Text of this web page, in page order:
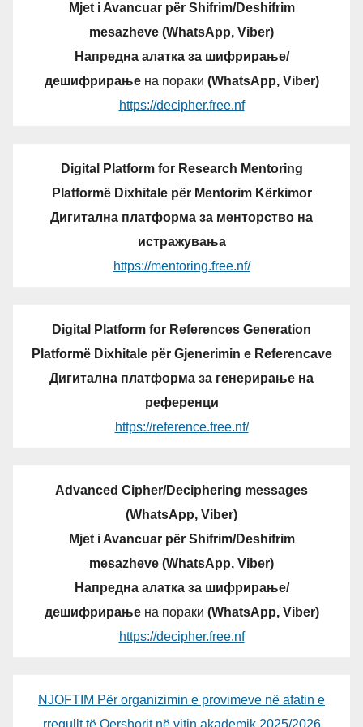
Mjet i Avancuar për Shifrim/Deshifrim
mesazheve (WhatsApp, Viber)
Напредна алатка за шифрирање/
дешифрирањена пораки (WhatsApp, Viber)
https://decipher.free.nf
Digital Platform for Research Mentoring
Platformë Dixhitale për Mentorim Kërkimor
Дигитална платформа за менторство на
истражувања
https://mentoring.free.nf/
Digital Platform for References Generation
Platformë Dixhitale për Gjenerimin e Referencave
Дигитална платформа за генерирање на
референци
https://reference.free.nf/
Advanced Cipher/Deciphering messages
(WhatsApp, Viber)
Mjet i Avancuar për Shifrim/Deshifrim
mesazheve (WhatsApp, Viber)
Напредна алатка за шифрирање/
дешифрирањена пораки (WhatsApp, Viber)
https://decipher.free.nf
NJOFTIM Për organizimin e provimeve në afatin e
rregullt të Qershorit në vitin akademik 2025/2026